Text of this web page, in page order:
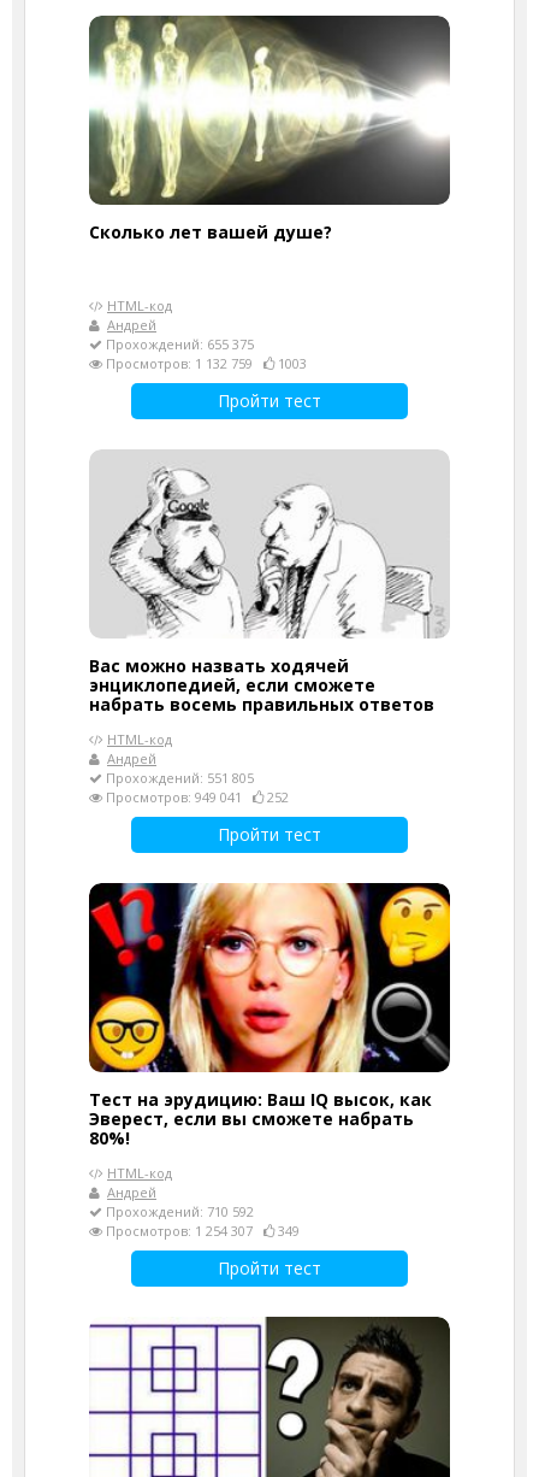
Cколько лет вашей душе?
HTML-код
Андрей
Прохождений: 655 375
Просмотров: 1 132 759
1003
Пройти тест
Вас можно назвать ходячей
энциклопедией, если сможете
набрать восемь правильных ответов
HTML-код
Андрей
Прохождений: 551 805
Просмотров: 949 041
252
Пройти тест
Тест на эрудицию: Ваш IQ высок, как
Эверест, если вы сможете набрать
80%!
HTML-код
Андрей
Прохождений: 710 592
Просмотров: 1 254 307
349
Пройти тест